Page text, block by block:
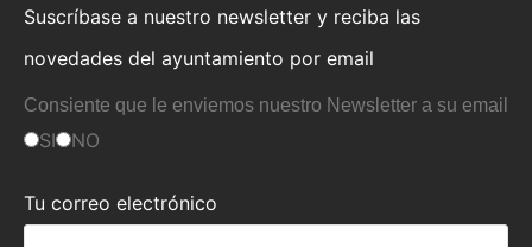
Suscríbase a nuestro newsletter y reciba las
novedades del ayuntamiento por email
Consiente que le enviemos nuestro Newsletter a su email
SI NO
Tu correo electrónico